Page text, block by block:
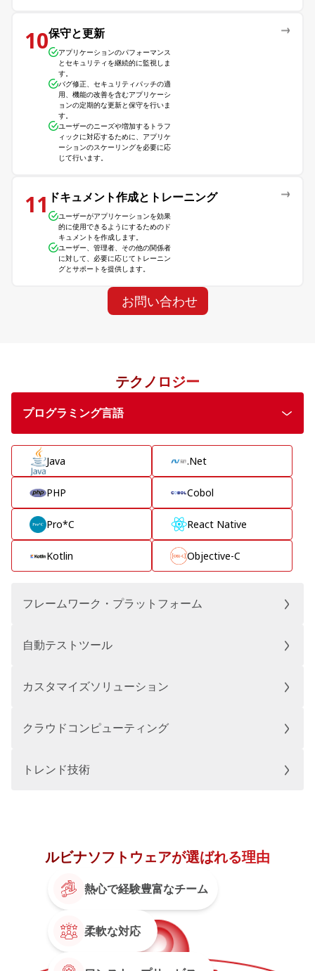
10保守と更新
アプリケーションのパフォーマンス
とセキュリティを継続的に監視しま
す。
バグ修正、セキュリティパッチの適
用、機能の改善を含むアプリケーシ
ョンの定期的な更新と保守を行いま
す。
ユーザーのニーズや増加するトラフ
ィックに対応するために、アプリケ
ーションのスケーリングを必要に応
じて行います。
11 ドキュメント作成とトレーニング
ユーザーがアプリケーションを効果
的に使用できるようにするためのド
キュメントを作成します。
ユーザー、管理者、その他の関係者
に対して、必要に応じてトレーニン
グとサポートを提供します。
お問い合わせ
テクノロジー
プログラミング言語
Java .Net
PHP Cobol
Pro*C React Native
Kotlin Objective-C
フレームワーク・プラットフォーム
自動テストツール
カスタマイズソリューション
クラウドコンピューティング
トレンド技術
ルビナソフトウェアが選ばれる理由
熱心で経験豊富なチーム
柔軟な対応